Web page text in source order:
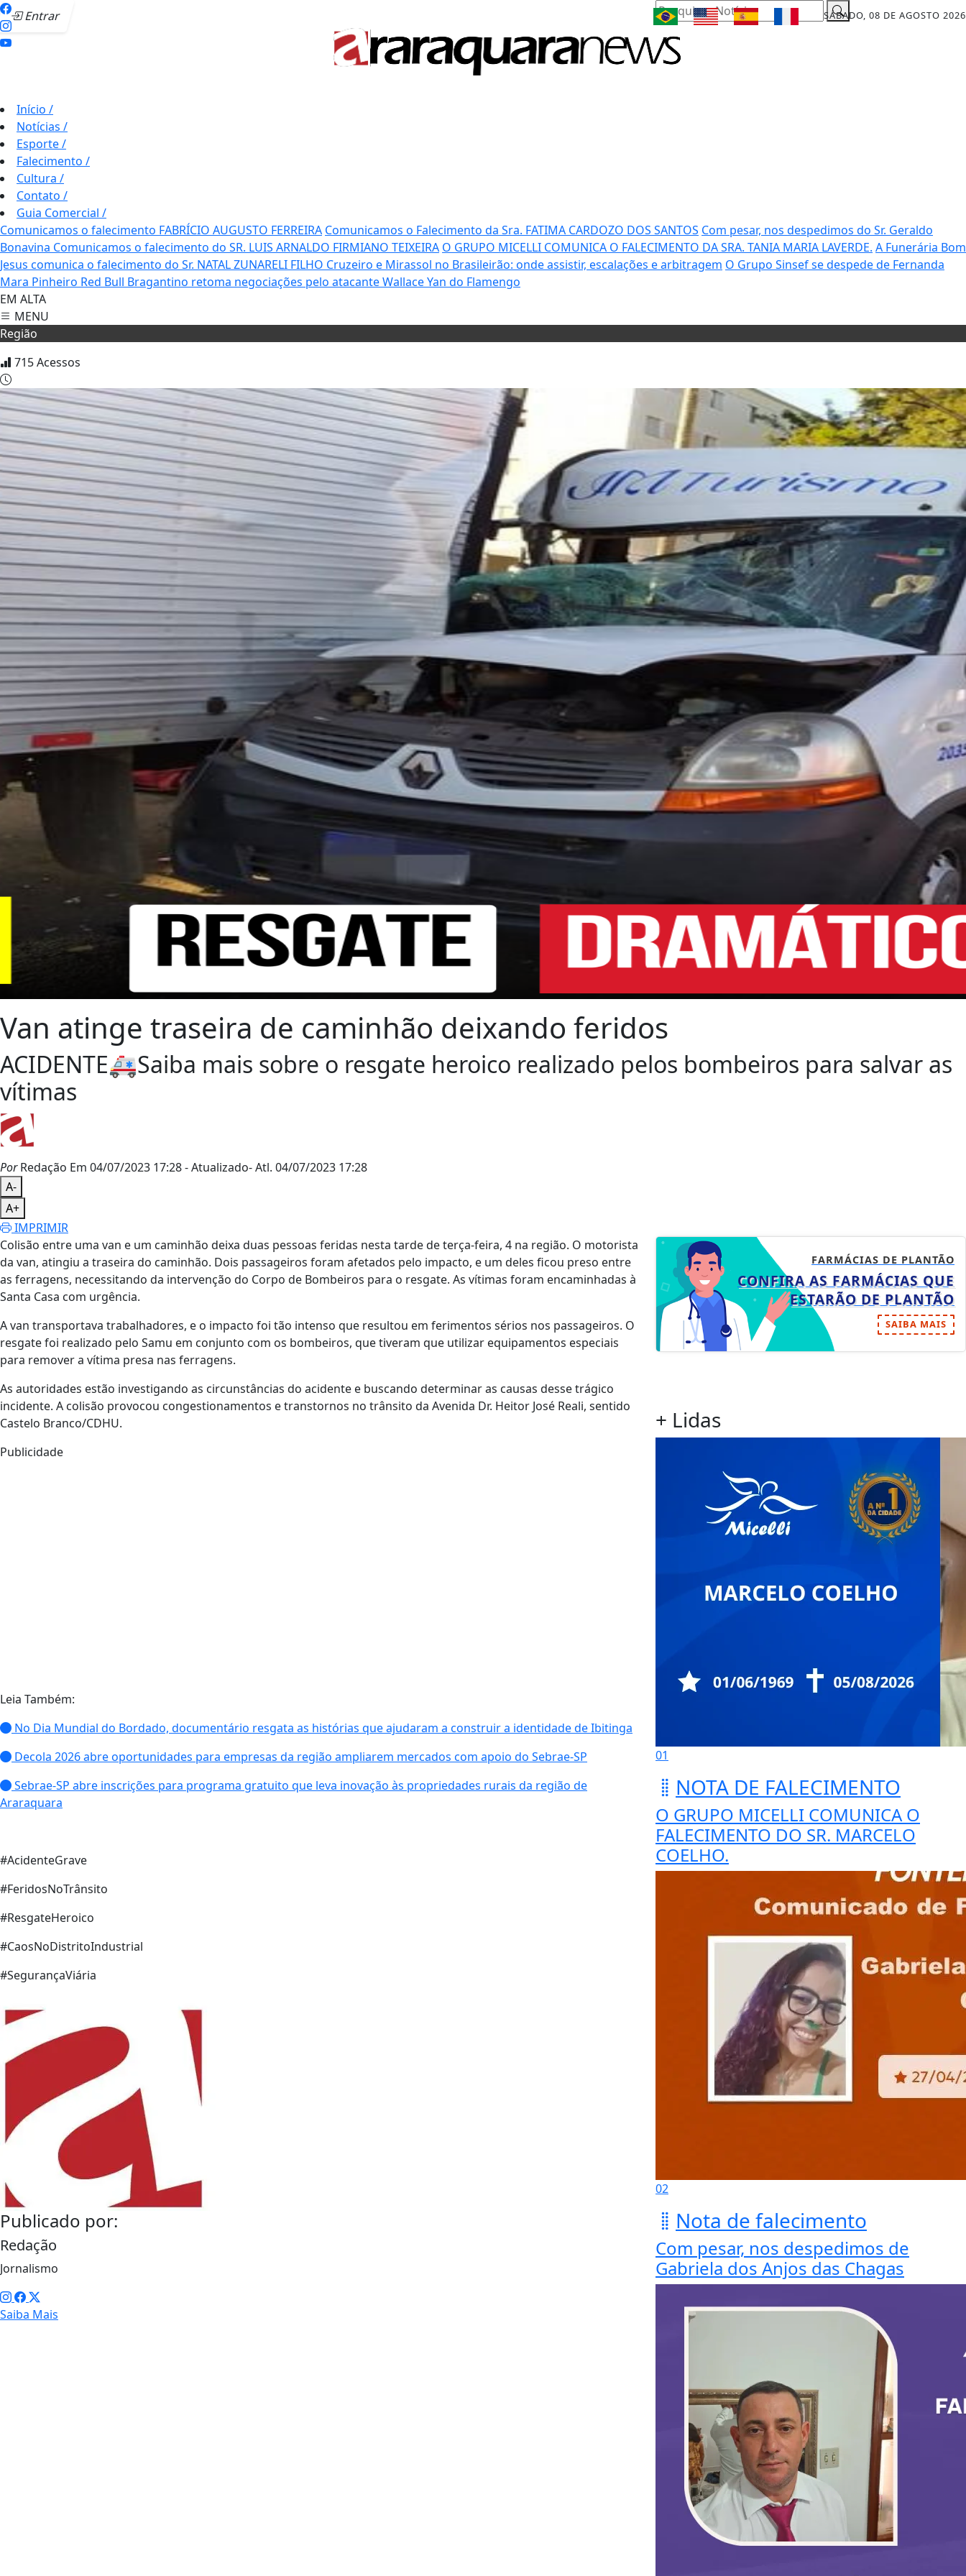
Entrar SÁBADO, 08 DE AGOSTO 2026
Pesquisar Notícia
Início /
Notícias /
Esporte/
Falecimento /
Cultura /
Contato /
Guia Comercial /
Comunicamos o falecimento FABRÍCIO AUGUSTO FERREIRA Comunicamos o Falecimento da Sra. FATIMA CARDOZO DOS SANTOS Com pesar, nos despedimos do Sr. Geraldo
Bonavina Comunicamos o falecimento do SR. LUIS ARNALDO FIRMIANO TEIXEIRA O GRUPO MICELLI COMUNICA O FALECIMENTO DA SRA. TANIA MARIA LAVERDE. A Funerária Bom
Jesus comunica o falecimento do Sr. NATAL ZUNARELI FILHO Cruzeiro e Mirassol no Brasileirão: onde assistir, escalações e arbitragem O Grupo Sinsef se despede de Fernanda
Mara Pinheiro Red Bull Bragantino retoma negociações pelo atacante Wallace Yan do Flamengo
EM ALTA
MENU
Região
715Acessos
Van atinge traseira de caminhão deixando feridos
ACIDENTE🚑Saiba mais sobre o resgate heroico realizado pelos bombeiros para salvar as
vítimas
PorRedação Em 04/07/2023 17:28- Atualizado- Atl. 04/07/2023 17:28
A-
A+
IMPRIMIR
Colisão entre uma van e um caminhão deixa duas pessoas feridas nesta tarde de terça-feira, 4 na região. O motorista
da van, atingiu a traseira do caminhão. Dois passageiros foram afetados pelo impacto, e um deles ficou preso entre
as ferragens, necessitando da intervenção do Corpo de Bombeiros para o resgate. As vítimas foram encaminhadas à
Santa Casa com urgência.
A van transportava trabalhadores, e o impacto foi tão intenso que resultou em ferimentos sérios nos passageiros. O
resgate foi realizado pelo Samu em conjunto com os bombeiros, que tiveram que utilizar equipamentos especiais
para remover a vítima presa nas ferragens.
As autoridades estão investigando as circunstâncias do acidente e buscando determinar as causas desse trágico
incidente. A colisão provocou congestionamentos e transtornos no trânsito da Avenida Dr. Heitor José Reali, sentido
Castelo Branco/CDHU.
Publicidade
Leia Também:
No Dia Mundial do Bordado, documentário resgata as histórias que ajudaram a construir a identidade de Ibitinga
Decola 2026 abre oportunidades para empresas da região ampliarem mercados com apoio do Sebrae-SP
Sebrae-SP abre inscrições para programa gratuito que leva inovação às propriedades rurais da região de
Araraquara
#AcidenteGrave
#FeridosNoTrânsito
#ResgateHeroico
#CaosNoDistritoIndustrial
#SegurançaViária
Publicado por:
Redação
Jornalismo
Saiba Mais
FARMÁCIAS DE PLANTÃO
CONFIRA AS FARMÁCIAS QUE
ESTARÃO DE PLANTÃO
SAIBA MAIS
+ Lidas
01
NOTA DE FALECIMENTO
O GRUPO MICELLI COMUNICA O
FALECIMENTO DO SR. MARCELO
COELHO.
02
Nota de falecimento
Com pesar, nos despedimos de
Gabriela dos Anjos das Chagas